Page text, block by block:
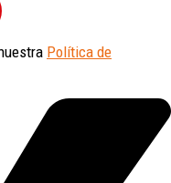
Política de